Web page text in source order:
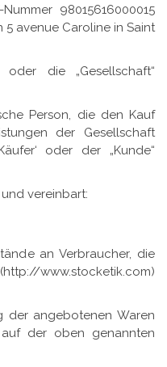
98015616000015
avenue Caroline in Saint
oder die „Gesellschaft“
Person, die den Kauf
der Gesellschaft
oder der „Kunde“
vereinbart:
an Verbraucher, die
www.stocketik.com)
der angebotenen Waren
der oben genannten